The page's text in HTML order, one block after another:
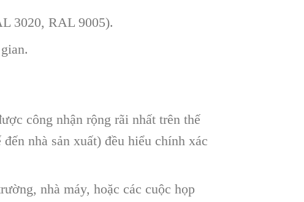
3020, RAL 9005).
công nhận rộng rãi nhất trên thế
nhà sản xuất) đều hiểu chính xác
nhà máy, hoặc các cuộc họp